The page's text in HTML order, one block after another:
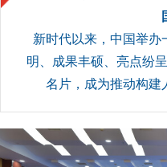
新时代以来，中国举办
明、成果丰硕、亮点纷
名片，成为推动构建